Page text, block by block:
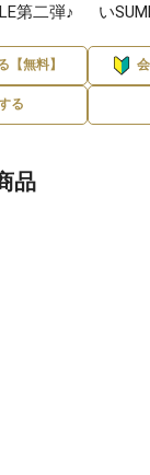
第二弾♪
【無料】
る
い
品